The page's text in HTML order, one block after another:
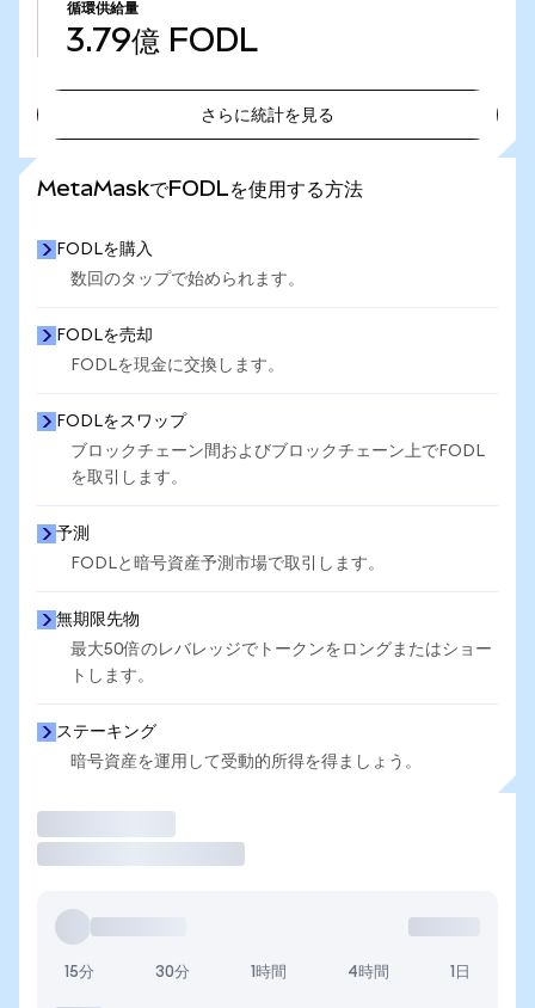
循環供給量
3.79億 FODL
さらに統計を見る
MetaMaskでFODLを使用する方法
FODLを購入
数回のタップで始められます。
FODLを売却
FODLを現金に交換します。
FODLをスワップ
ブロックチェーン間およびブロックチェーン上でFODL
を取引します。
予測
FODLと暗号資産予測市場で取引します。
無期限先物
最大50倍のレバレッジでトークンをロングまたはショー
トします。
ステーキング
暗号資産を運用して受動的所得を得ましょう。
15分 30分 1時間 4時間 1日